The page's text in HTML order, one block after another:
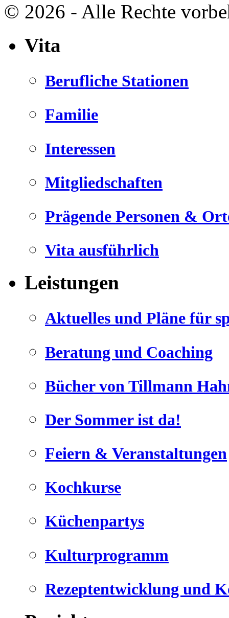
© 2026 - Alle Rechte
Vita
Berufliche Stationen
Familie
Interessen
Mitgliedschaften
Prägende Personen &
Vita ausführlich
Leistungen
Aktuelles und Pläne für
Beratung und Coaching
Bücher von Tillmann
Der Sommer ist da!
Feiern & Veranstaltungen
Kochkurse
Küchenpartys
Kulturprogramm
Rezeptentwicklung und